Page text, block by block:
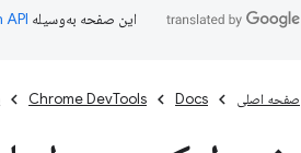
این صفحه به‌وسیله
صفحه اصلی Docs
Chrome DevTools